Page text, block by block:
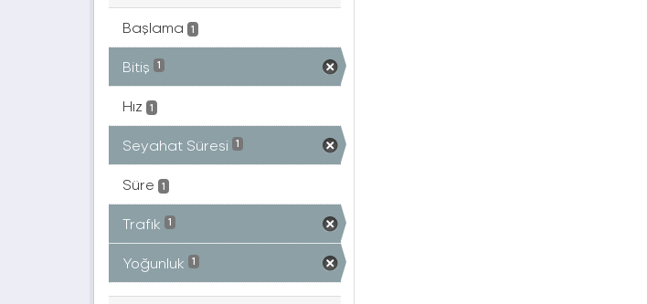
Başlama 1
Bitiş 1
Hız 1
Seyahat Süresi 1
Süre 1
Trafık 1
Yoğunluk 1